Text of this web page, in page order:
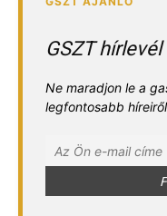
GSZT hírlevél
Ne maradjon le a
legfontosabb